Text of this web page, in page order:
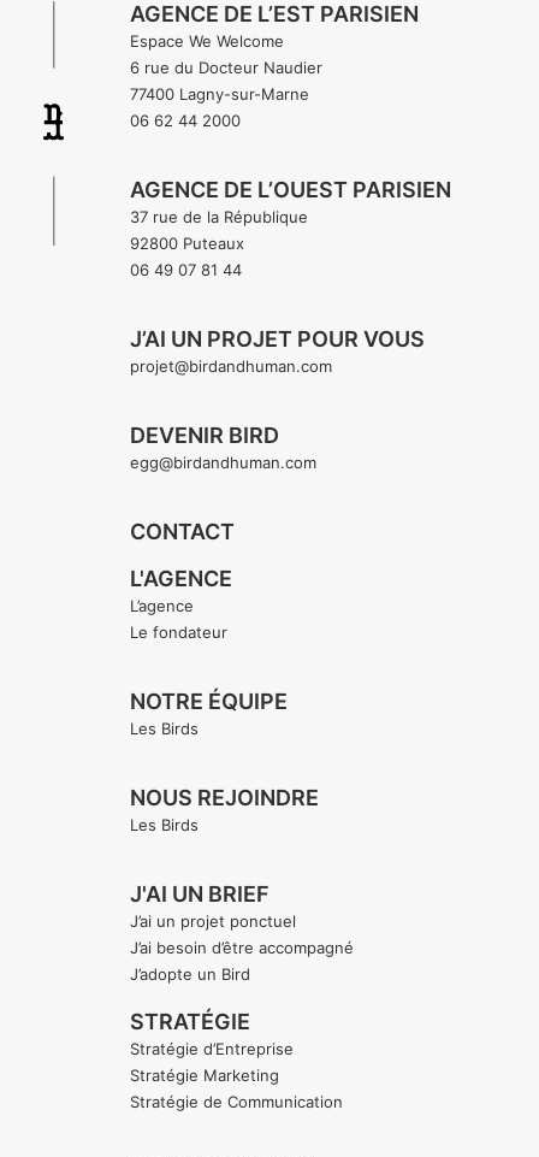
AGENCE DE L’EST PARISIEN
Espace We Welcome
6 rue du Docteur Naudier
77400 Lagny-sur-Marne
06 62 44 2000
AGENCE DE L’OUEST PARISIEN
37 rue de la République
92800 Puteaux
06 49 07 81 44
J’AI UN PROJET POUR VOUS
projet@birdandhuman.com
DEVENIR BIRD
egg@birdandhuman.com
CONTACT
L'AGENCE
L’agence
Le fondateur
NOTRE ÉQUIPE
Les Birds
NOUS REJOINDRE
Les Birds
J'AI UN BRIEF
J’ai un projet ponctuel
J’ai besoin d’être accompagné
J’adopte un Bird
STRATÉGIE
Stratégie d’Entreprise
Stratégie Marketing
Stratégie de Communication